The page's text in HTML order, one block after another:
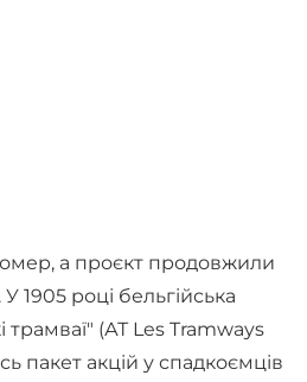
а проєкт продовжили
1905 році бельгійська
трамваї" (АТ Les Tramways
пакет акцій у спадкоємців